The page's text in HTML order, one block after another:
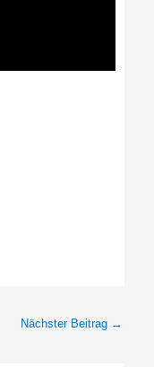
Nächster Beitrag →